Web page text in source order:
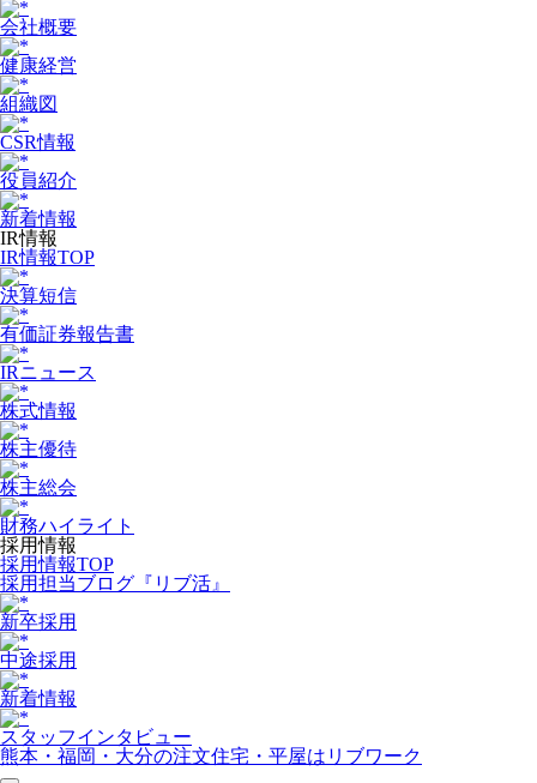
会社概要
健康経営
組織図
CSR情報
役員紹介
新着情報
IR情報
IR情報TOP
決算短信
有価証券報告書
IRニュース
株式情報
株主優待
株主総会
財務ハイライト
採用情報
採用情報TOP
採用担当ブログ『リブ活』
新卒採用
中途採用
新着情報
スタッフインタビュー
熊本・福岡・大分の注文住宅・平屋はリブワーク